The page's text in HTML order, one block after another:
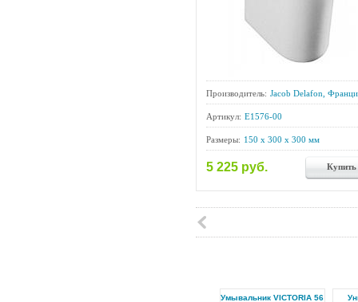
Производитель: Jacob Delafon,
Артикул: E1576-00
Размеры: 150 x 300 x 300 мм
5 225 руб. Купить
Умывальник VICTORIA 56